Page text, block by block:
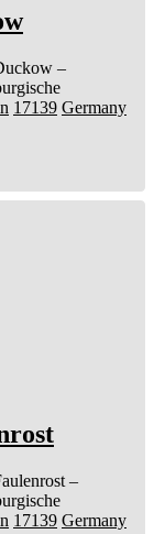
–
17139 Germany
–
17139 Germany